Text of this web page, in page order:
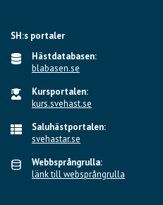
SH:s portaler
Hästdatabasen:
blabasen.se
Kursportalen:
kurs.svehast.se
Saluhästportalen:
svehastar.se
Webbsprångrulla:
länk till websprångrulla